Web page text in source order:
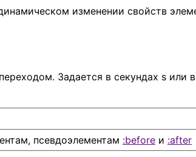
изменении свойств
Задается в секундах s или в
псевдоэлементам :before и :after